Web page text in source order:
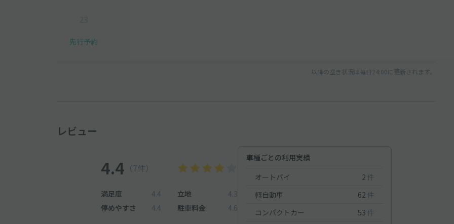
先行予約
以降の空き状況は毎日24:00に更新されます。
レビュー
4.4 （7件）
満足度 4.4 立地
4.3
停めやすさ
4.4 駐車料金 4.6
車種ごとの利用実績
オートバイ
2 件
軽自動車
62 件
コンパクトカー
53 件